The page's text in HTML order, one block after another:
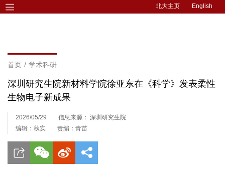
北大主页 English
首页 / 学术科研
深圳研究生院新材料学院徐亚东在《科学》发表柔性
生物电子新成果
2026/05/29
信息来源： 深圳研究生院
编辑：秋实
责编：青苗